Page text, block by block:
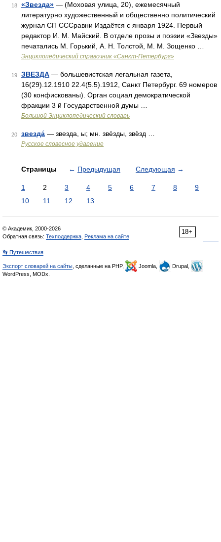
18 «Звезда» — (Моховая улица, 20), ежемесячный
литературно художественный и общественно политический
журнал СП СССравни Издаётся с января 1924. Первый
редактор И. М. Майский. В отделе прозы и поэзии «Звезды»
печатались М. Горький, А. Н. Толстой, М. М. Зощенко …
Энциклопедический справочник «Санкт-Петербург»
19 ЗВЕЗДА — большевистская легальная газета,
16(29).12.1910 22.4(5.5).1912, Санкт Петербург. 69 номеров
(30 конфискованы). Орган социал демократической
фракции 3 й Государственной думы …
Большой Энциклопедический словарь
20 звезда́ — звезда, ы; мн. звёзды, звёзд …
Русское словесное ударение
Страницы ← Предыдущая Следующая →
1 2 3 4 5 6 7 8
9
10
11 12 13
18+
© Академик, 2000-2026
Обратная связь: Техподдержка Реклама на сайте
👣 Путешествия
Экспорт словарей на сайты , сделанные на PHP, Joomla,
Drupal,
WordPress, MODx.